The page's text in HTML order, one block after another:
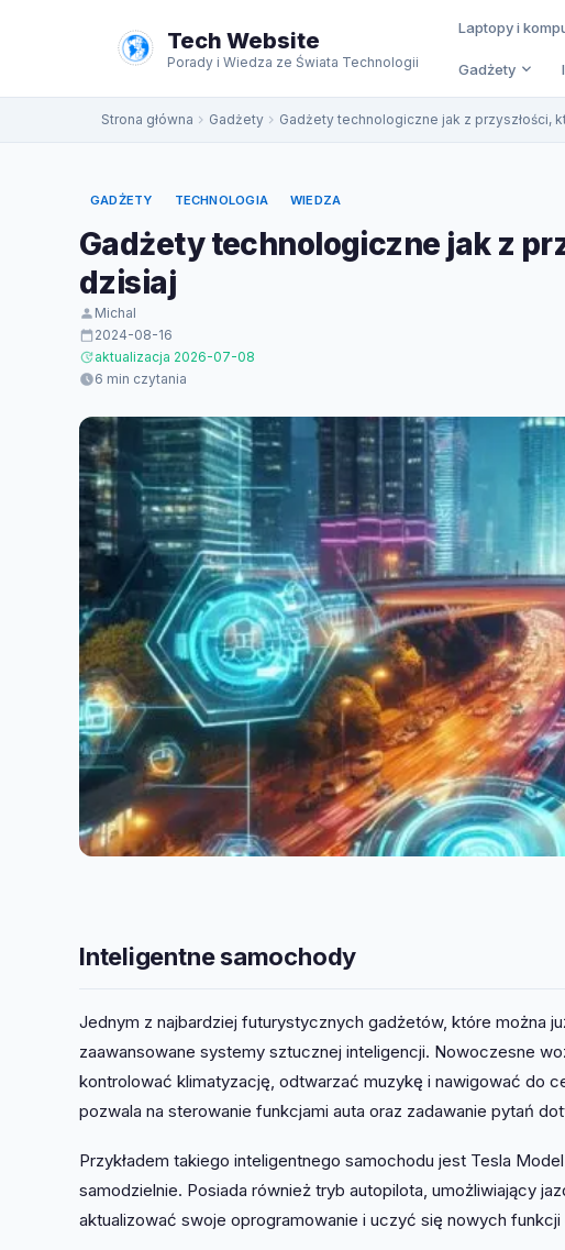
Tech Website
Porady i Wiedza ze Świata Technologii
Laptopy i
Gadżety
Strona główna Gadżety Gadżety technologiczne jak z przyszłości,
GADŻETY TECHNOLOGIA WIEDZA
Gadżety technologiczne jak z
dzisiaj
Michal
2024-08-16
aktualizacja 2026-07-08
6 min czytania
Inteligentne samochody
Jednym z najbardziej futurystycznych gadżetów, które można
zaawansowane systemy sztucznej inteligencji. Nowoczesne
kontrolować klimatyzację, odtwarzać muzykę i nawigować do
pozwala na sterowanie funkcjami auta oraz zadawanie pytań
Przykładem takiego inteligentnego samochodu jest Tesla
samodzielnie. Posiada również tryb autopilota, umożliwiający
aktualizować swoje oprogramowanie i uczyć się nowych funkcji